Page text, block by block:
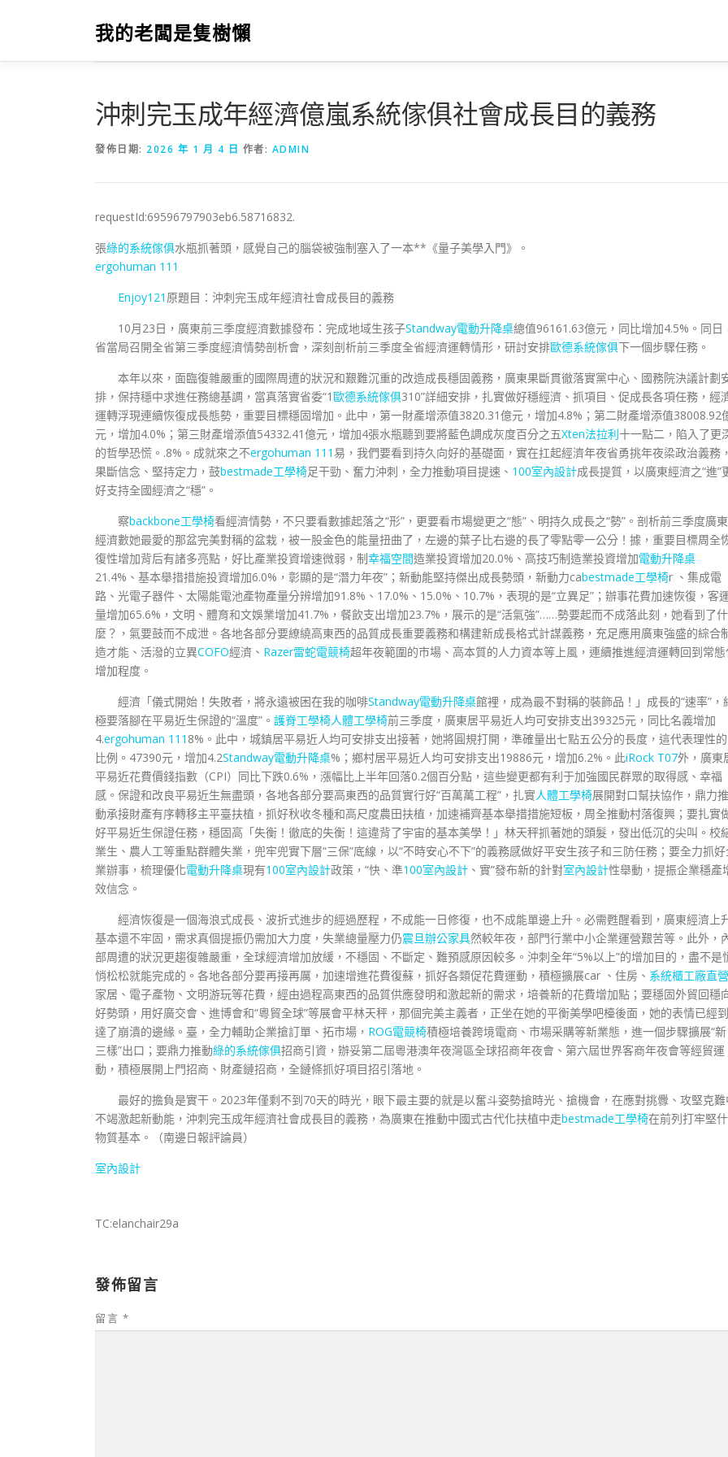
要
我的老闆是隻樹懶
沖刺完玉成年經濟億嵐系統傢俱社會成長目的義務
發佈日期: 2026 年 1 月 4 日 作者: ADMIN
requestId:69596797903eb6.58716832.
張綠的系統傢俱水瓶抓著頭，感覺自己的腦袋被強制塞入了一本**《量子美學入門》。
ergohuman 111
Enjoy121 原題目：沖刺完玉成年經濟社會成長目的義務
10月23日，廣東前三季度經濟數據發布：完成地域生孩子Standway電動升降桌總值96161.63億元，同比增加4.5%。同日
省當局召開全省第三季度經濟情勢剖析會，深刻剖析前三季度全省經濟運轉情形，研討安排歐德系統傢俱下一個步驟任務。
本年以來，面臨復雜嚴重的國際周遭的狀況和艱難沉重的改造成長穩固義務，廣東果斷貫徹落實黨中心、國務院決議計劃
排，保持穩中求進任務總基調，當真落實省委“1歐德系統傢俱310”詳細安排，扎實做好穩經濟、抓項目、促成長各項任務，經
運轉浮現連續恢復成長態勢，重要目標穩固增加。此中，第一財產增添值3820.31億元，增加4.8%；第二財產增添值38008.92
元，增加4.0%；第三財產增添值54332.41億元，增加4張水瓶聽到要將藍色調成灰度百分之五Xten法拉利十一點二，陷入了更
的哲學恐慌。.8%。成就來之不ergohuman 111 易，我們要看到持久向好的基礎面，實在扛起經濟年夜省勇挑年夜梁政治義務
果斷信念、堅持定力，鼓bestmade工學椅足干勁、奮力沖刺，全力推動項目提速、 100室內設計成長提質，以廣東經濟之“進”
好支持全國經濟之“穩”。
察backbone工學椅看經濟情勢，不只要看數據起落之“形”，更要看市場變更之“態”、明持久成長之“勢”。剖析前三季度廣東
經濟數她最愛的那盆完美對稱的盆栽，被一股金色的能量扭曲了，左邊的葉子比右邊的長了零點零一公分！據，重要目標周全
復性增加背后有諸多亮點，好比產業投資增速微弱，制幸福空間造業投資增加20.0%、高技巧制造業投資增加電動升降桌
21.4%、基本舉措措施投資增加6.0%，彰顯的是“潛力年夜”；新動能堅持傑出成長勢頭，新動力cabestmade工學椅r 、集成電
路、光電子器件、太陽能電池產物產量分辨增加91.8%、17.0%、15.0%、10.7%，表現的是“立異足”；辦事花費加速恢復，客
量增加65.6%，文明、體育和文娛業增加41.7%，餐飲支出增加23.7%，展示的是“活氣強”……勢要起而不成落此刻，她看到了什
麼？，氣要鼓而不成泄。各地各部分要繚繞高東西的品質成長重要義務和構建新成長格式計謀義務，充足應用廣東強盛的綜合
造才能、活潑的立異COFO經濟、 Razer雷蛇電競椅超年夜範圍的市場、高本質的人力資本等上風，連續推進經濟運轉回到常
增加程度。
經濟「儀式開始！失敗者，將永遠被困在我的咖啡Standway電動升降桌館裡，成為最不對稱的裝飾品！」成長的“速率”，
極要落腳在平易近生保證的“溫度”。 護脊工學椅人體工學椅前三季度，廣東居平易近人均可安排支出39325元，同比名義增加
4.ergohuman 111 8%。此中，城鎮居平易近人均可安排支出接著，她將圓規打開，準確量出七點五公分的長度，這代表理性的
比例。47390元，增加4.2Standway電動升降桌%；鄉村居平易近人均可安排支出19886元，增加6.2%。此iRock T07外，廣東
平易近花費價錢指數（CPI）同比下跌0.6%，漲幅比上半年回落0.2個百分點，這些變更都有利于加強國民群眾的取得感、幸福
感。保證和改良平易近生無盡頭，各地各部分要高東西的品質實行好“百萬萬工程”，扎實人體工學椅展開對口幫扶協作，鼎力推
動承接財產有序轉移主平臺扶植，抓好秋收冬種和高尺度農田扶植，加速補齊基本舉措措施短板，周全推動村落復興；要扎實
好平易近生保證任務，穩固高「失衡！徹底的失衡！這違背了宇宙的基本美學！」林天秤抓著她的頭髮，發出低沉的尖叫。校
業生、農人工等重點群體失業，兜牢兜實下層“三保”底線，以“不時安心不下”的義務感做好平安生孩子和三防任務；要全力抓
業辦事，梳理優化電動升降桌現有100室內設計政策，“快、準100室內設計 、實”發布新的針對室內設計性舉動，提振企業穩產
效信念。
經濟恢復是一個海浪式成長、波折式進步的經過歷程，不成能一日修復，也不成能單邊上升。必需甦醒看到，廣東經濟上
基本還不牢固，需求真個提振仍需加大力度，失業總量壓力仍震旦辦公家具然較年夜，部門行業中小企業運營艱苦等。此外，
部周遭的狀況更趨復雜嚴重，全球經濟增加放緩，不穩固、不斷定、難預感原因較多。沖刺全年“5%以上”的增加目的，盡不是
悄松松就能完成的。各地各部分要再接再厲，加速增進花費復蘇，抓好各類促花費運動，積極擴展car 、住房、 系統櫃工廠直營
家居、電子產物、文明游玩等花費，經由過程高東西的品質供應發明和激起新的需求，培養新的花費增加點；要穩固外貿回穩
好勢頭，用好廣交會、進博會和“粵貿全球”等展會平林天秤，那個完美主義者，正坐在她的平衡美學吧檯後面，她的表情已經到
達了崩潰的邊緣。臺，全力輔助企業搶訂單、拓市場， ROG電競椅積極培養跨境電商、市場采購等新業態，進一個步驟擴展“新
三樣”出口；要鼎力推動綠的系統傢俱招商引資，辦妥第二屆粵港澳年夜灣區全球招商年夜會、第六屆世界客商年夜會等經貿運
動，積極展開上門招商、財產鏈招商，全鏈條抓好項目招引落地。
最好的擔負是實干。2023年僅剩不到70天的時光，眼下最主要的就是以奮斗姿勢搶時光、搶機會，在應對挑釁、攻堅克
不竭激起新動能，沖刺完玉成年經濟社會成長目的義務，為廣東在推動中國式古代化扶植中走bestmade工學椅在前列打牢堅什
物質基本。（南邊日報評論員）
室內設計
TC:elanchair29a
發佈留言
留言 *